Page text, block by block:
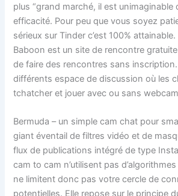
plus “grand marché, il est unimaginable
efficacité. Pour peu que vous soyez
sérieux sur Tinder c’est 100%
Baboon est un site de rencontre
de faire des rencontres sans
différents espace de discussion où les
tchatcher et jouer avec ou sans
Bermuda – un simple cam chat pour
giant éventail de filtres vidéo et de
flux de publications intégré de type
cam to cam n’utilisent pas
ne limitent donc pas votre cercle de
potentielles. Elle repose sur le principe